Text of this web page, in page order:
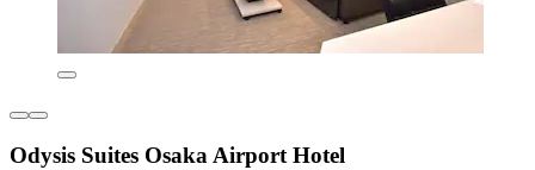
Odysis Suites Osaka Airport Hotel